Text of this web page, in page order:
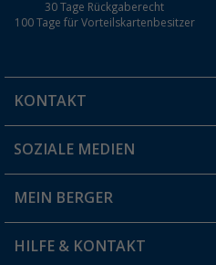
30 Tage Rückgaberecht
100 Tage für Vorteilskartenbesitzer
KONTAKT
Du hast eine Frage?
Filiale finden
SOZIALE MEDIEN
MEIN BERGER
Vorteilskarte
HILFE & KONTAKT